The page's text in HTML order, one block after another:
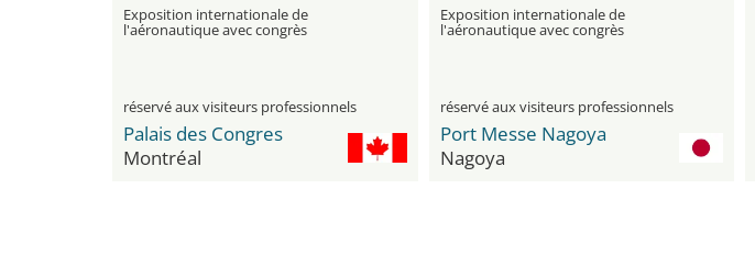
Exposition internationale de
l'aéronautique avec congrès
réservé aux visiteurs professionnels
Palais des Congres
Montréal
Exposition internationale de
l'aéronautique avec congrès
réservé aux visiteurs professionnels
Port Messe Nagoya
Nagoya